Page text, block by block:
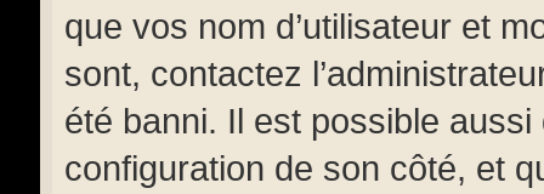
que vos nom d’utilisateur et
sont, contactez
été banni. Il est possible
configuration de son côté, et